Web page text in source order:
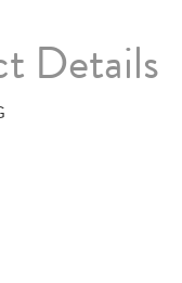
Details